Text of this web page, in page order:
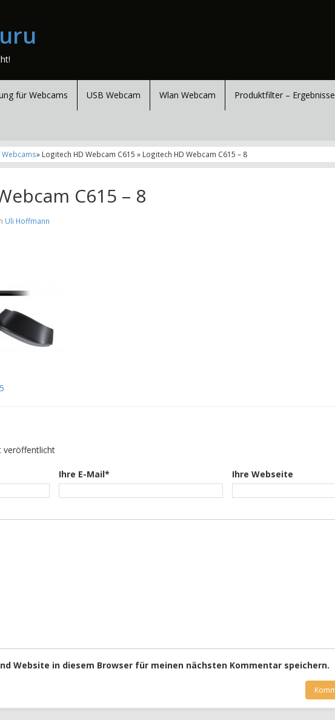
für Webcams USB Webcam Wlan Webcam Produktfilter – Ergebnisse
» Logitech HD Webcam C615 » Logitech HD Webcam C615 – 8
C615 – 8
Uli Hoffmann
veröffentlicht
Ihre E-Mail* Ihre Webseite
Website in diesem Browser für meinen nächsten Kommentar speichern.